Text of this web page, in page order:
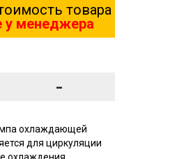
товара
у менеджера
-
охлаждающей
для циркуляции
охлаждения